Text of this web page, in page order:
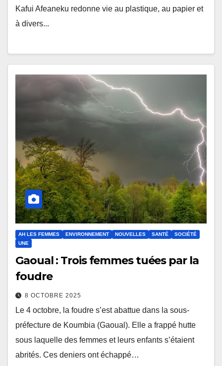
Kafui Afeaneku redonne vie au plastique, au papier et
à divers...
AH LES FEMMES ENVIRONNEMENT NOUVELLES SANTÉ
SOCIÉTÉ
UNE
Gaoual : Trois femmes tuées par la
foudre
8 OCTOBRE 2025
Le 4 octobre, la foudre s’est abattue dans la sous-
préfecture de Koumbia (Gaoual). Elle a frappé hutte
sous laquelle des femmes et leurs enfants s’étaient
abrités. Ces deniers ont échappé…